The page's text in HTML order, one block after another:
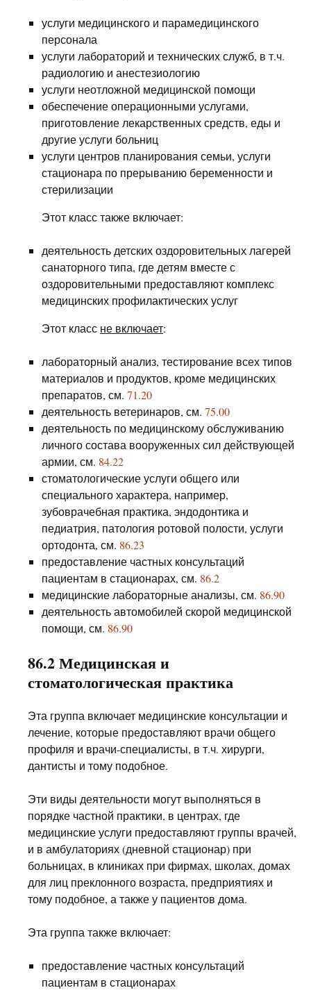
услуги медицинского и парамедицинского
персонала
услуги лабораторий и технических служб, в т.ч.
радиологию и анестезиологию
услуги неотложной медицинской помощи
обеспечение операционными услугами,
приготовление лекарственных средств, еды и
другие услуги больниц
услуги центров планирования семьи, услуги
стационара по прерыванию беременности и
стерилизации
Этот класс также включает:
деятельность детских оздоровительных лагерей
санаторного типа, где детям вместе с
оздоровительными предоставляют комплекс
медицинских профилактических услуг
Этот класс не включает:
лабораторный анализ, тестирование всех типов
материалов и продуктов, кроме медицинских
препаратов, см. 71.20
деятельность ветеринаров, см. 75.00
деятельность по медицинскому обслуживанию
личного состава вооруженных сил действующей
армии, см. 84.22
стоматологические услуги общего или
специального характера, например,
зубоврачебная практика, эндодонтика и
педиатрия, патология ротовой полости, услуги
ортодонта, см. 86.23
предоставление частных консультаций
пациентам в стационарах, см. 86.2
медицинские лабораторные анализы, см. 86.90
деятельность автомобилей скорой медицинской
помощи, см. 86.90
86.2 Медицинская и
стоматологическая практика
Эта группа включает медицинские консультации и
лечение, которые предоставляют врачи общего
профиля и врачи-специалисты, в т.ч. хирурги,
дантисты и тому подобное.
Эти виды деятельности могут выполняться в
порядке частной практики, в центрах, где
медицинские услуги предоставляют группы врачей,
и в амбулаториях (дневной стационар) при
больницах, в клиниках при фирмах, школах, домах
для лиц преклонного возраста, предприятиях и
тому подобное, а также у пациентов дома.
Эта группа также включает:
предоставление частных консультаций
пациентам в стационарах